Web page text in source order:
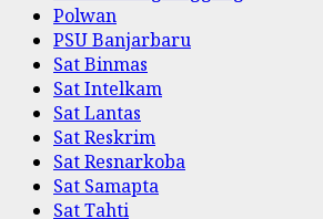
Polwan
PSU Banjarbaru
Sat Binmas
Sat Intelkam
Sat Lantas
Sat Reskrim
Sat Resnarkoba
Sat Samapta
Sat Tahti